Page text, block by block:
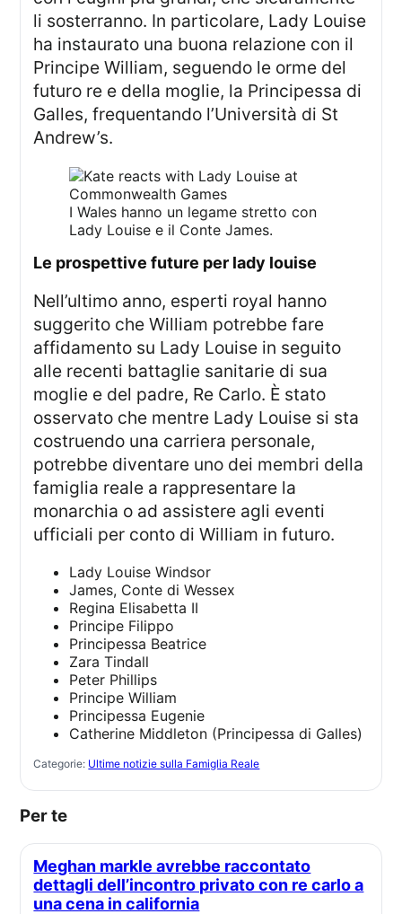
li sosterranno. In particolare, Lady Louise
ha instaurato una buona relazione con il
Principe William, seguendo le orme del
futuro re e della moglie, la Principessa di
Galles, frequentando l’Università di St
Andrew’s.
I Wales hanno un legame stretto con
Lady Louise e il Conte James.
le prospettive future per lady louise
Nell’ultimo anno, esperti royal hanno
suggerito che William potrebbe fare
affidamento su Lady Louise in seguito
alle recenti battaglie sanitarie di sua
moglie e del padre, Re Carlo. È stato
osservato che mentre Lady Louise si sta
costruendo una carriera personale,
potrebbe diventare uno dei membri della
famiglia reale a rappresentare la
monarchia o ad assistere agli eventi
ufficiali per conto di William in futuro.
Lady Louise Windsor
James, Conte di Wessex
Regina Elisabetta II
Principe Filippo
Principessa Beatrice
Zara Tindall
Peter Phillips
Principe William
Principessa Eugenie
Catherine Middleton (Principessa di Galles)
Categorie: Ultime notizie sulla Famiglia Reale
Per te
Meghan markle avrebbe raccontato
dettagli dell’incontro privato con re carlo a
una cena in california